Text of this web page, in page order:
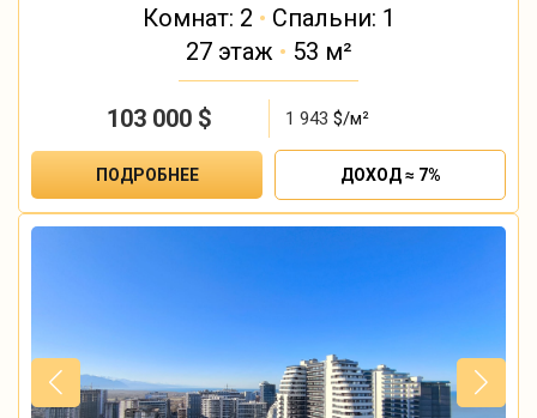
Комнат: 2 • Спальни: 1
27 этаж • 53 м²
103 000$ 1 943 $/м²
ПОДРОБНЕЕ ДОХОД ≈ 7%